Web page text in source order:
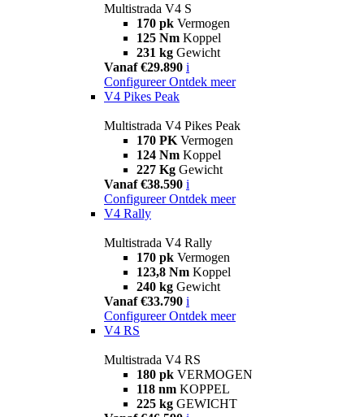
Multistrada V4 S
170 pk Vermogen
125 Nm Koppel
231 kg Gewicht
Vanaf €29.890 i
Configureer Ontdek meer
V4 Pikes Peak
Multistrada V4 Pikes Peak
170 PK Vermogen
124 Nm Koppel
227 Kg Gewicht
Vanaf €38.590 i
Configureer Ontdek meer
V4 Rally
Multistrada V4 Rally
170 pk Vermogen
123,8 Nm Koppel
240 kg Gewicht
Vanaf €33.790 i
Configureer Ontdek meer
V4 RS
Multistrada V4 RS
180 pk VERMOGEN
118 nm KOPPEL
225 kg GEWICHT